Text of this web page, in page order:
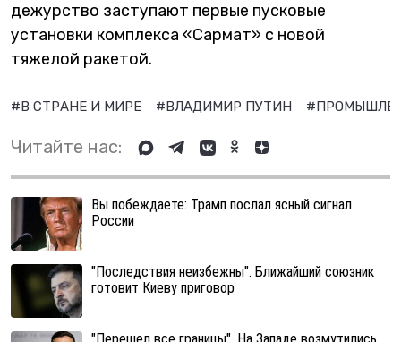
дежурство заступают первые пусковые
установки комплекса «Сармат» с новой
тяжелой ракетой.
#В СТРАНЕ И МИРЕ #ВЛАДИМИР ПУТИН
Читайте нас:
Вы побеждаете: Трамп послал ясный сигнал
России
"Последствия неизбежны". Ближайший союзник
готовит Киеву приговор